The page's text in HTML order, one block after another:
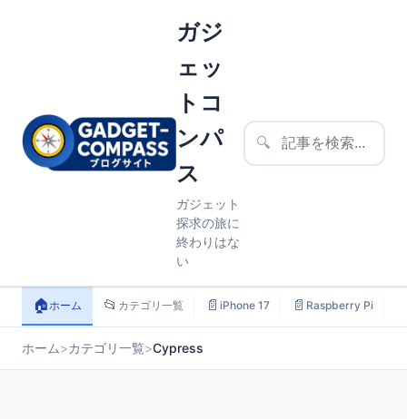
ガジ
ェッ
トコ
ンパ
ス
ガジェット
探求の旅に
終わりはな
い
🔍
🏠ホーム 📂 カテゴリ一覧 📄 iPhone 17 📄 Raspberry Pi
ホーム>カテゴリ一覧>Cypress